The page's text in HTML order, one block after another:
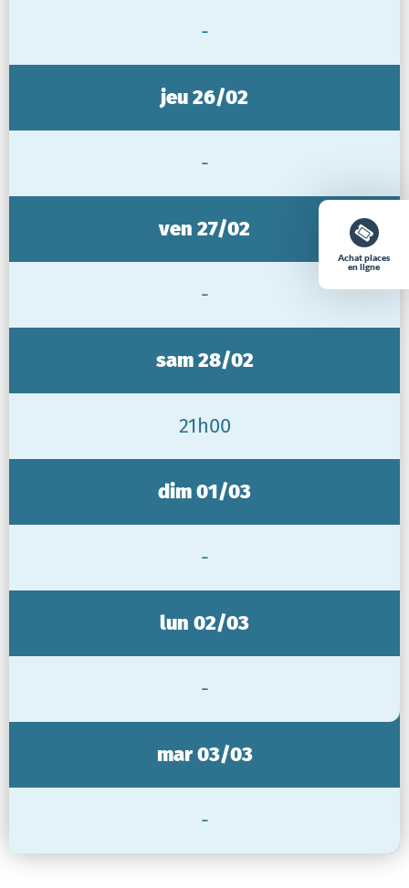
Achat places
en ligne
-
jeu 26/02
-
ven 27/02
-
sam 28/02
21h00
dim 01/03
-
lun 02/03
-
mar 03/03
-